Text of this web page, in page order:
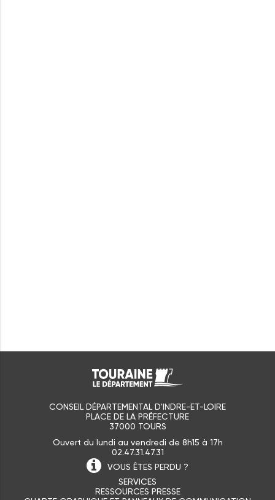
CONSEIL DÉPARTEMENTAL D'INDRE-ET-LOIRE
PLACE DE LA PRÉFECTURE
37000 TOURS
Ouvert du lundi au vendredi de 8h15 à 17h
02.47.31.47.31
VOUS ÊTES PERDU ?
SERVICES
RESSOURCES PRESSE